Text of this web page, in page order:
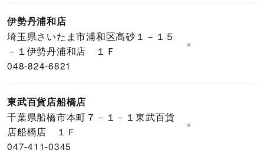
伊勢丹浦和店
埼玉県さいたま市浦和区高砂１－１５
－１伊勢丹浦和店 １Ｆ
048-824-6821
×
東武百貨店船橋店
千葉県船橋市本町７－１－１東武百貨
店船橋店 １Ｆ
047-411-0345
×